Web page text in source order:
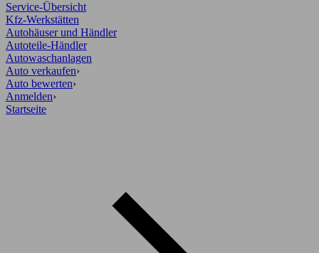
Service-Übersicht
Kfz-Werkstätten
Autohäuser und Händler
Autoteile-Händler
Autowaschanlagen
Auto verkaufen›
Auto bewerten›
Anmelden›
Startseite